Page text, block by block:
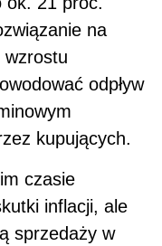
na
odpływ
kupujących.
czasie
inflacji, ale
sprzedaży w